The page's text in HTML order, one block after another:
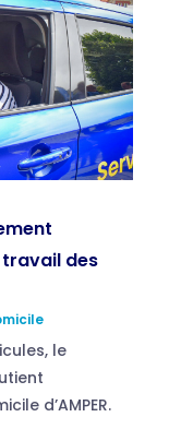
des
le
d’AMPER.